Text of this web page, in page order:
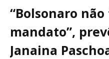
“Bolsonaro
mandato”,
Janaina